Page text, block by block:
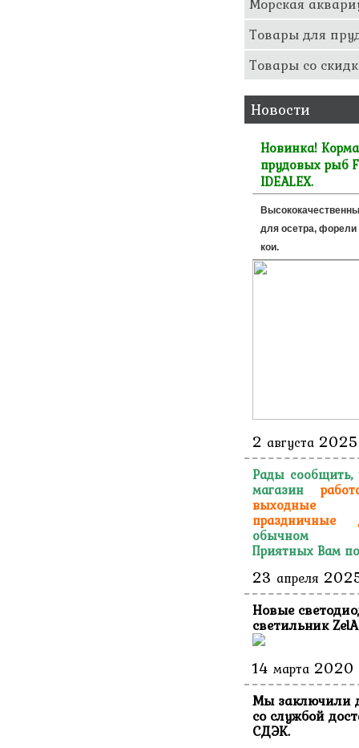
Товары для
Товары со
Новости
Новинка!
прудовых рыб
IDEALEX.
для осетра, форели
кои.
2 августа 2025
Рады
магазин
праздничные
обычном
Приятных Вам
23 апреля
Новые
светильник
14 марта 2020
Мы заключили
со службой
СДЭК.